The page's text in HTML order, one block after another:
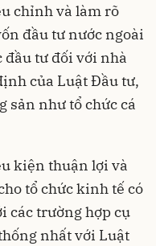
chỉnh và làm rõ
đầu tư nước ngoài
tư đối với nhà
của Luật Đầu tư,
sản như tổ chức cá
kiện thuận lợi và
tổ chức kinh tế có
các trường hợp cụ
nhất với Luật